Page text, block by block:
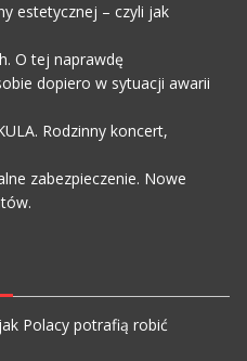
estetycznej – czyli jak
O tej naprawdę
dopiero w sytuacji awarii
Rodzinny koncert,
zabezpieczenie. Nowe
Polacy potrafią robić